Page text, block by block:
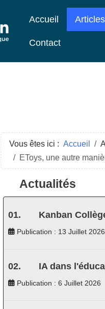
Accueil Articles
Contact
Vous êtes ici : Accueil
EToys, une autre
Actualités
Kanban
Publication : 13 Juillet 2026
IA dans
Publication : 6 Juillet 2026